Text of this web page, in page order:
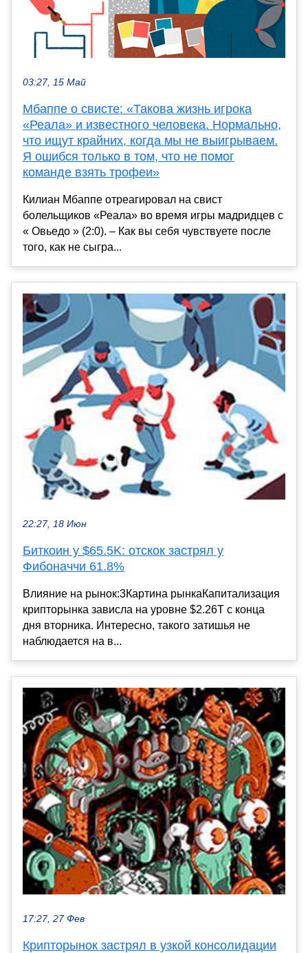
03:27, 15 Май
Мбаппе о свисте: «Такова жизнь игрока
«Реала» и известного человека. Нормально,
что ищут крайних, когда мы не выигрываем.
Я ошибся только в том, что не помог
команде взять трофеи»
Килиан Мбаппе отреагировал на свист
болельщиков «Реала» во время игры мадридцев с
« Овьедо » (2:0). – Как вы себя чувствуете после
того, как не сыгра...
22:27, 18 Июн
Биткоин у $65.5K: отскок застрял у
Фибоначчи 61.8%
Влияние на рынок:3Картина рынкаКапитализация
крипторынка зависла на уровне $2.26T с конца
дня вторника. Интересно, такого затишья не
наблюдается на в...
17:27, 27 Фев
Крипторынок застрял в узкой консолидации